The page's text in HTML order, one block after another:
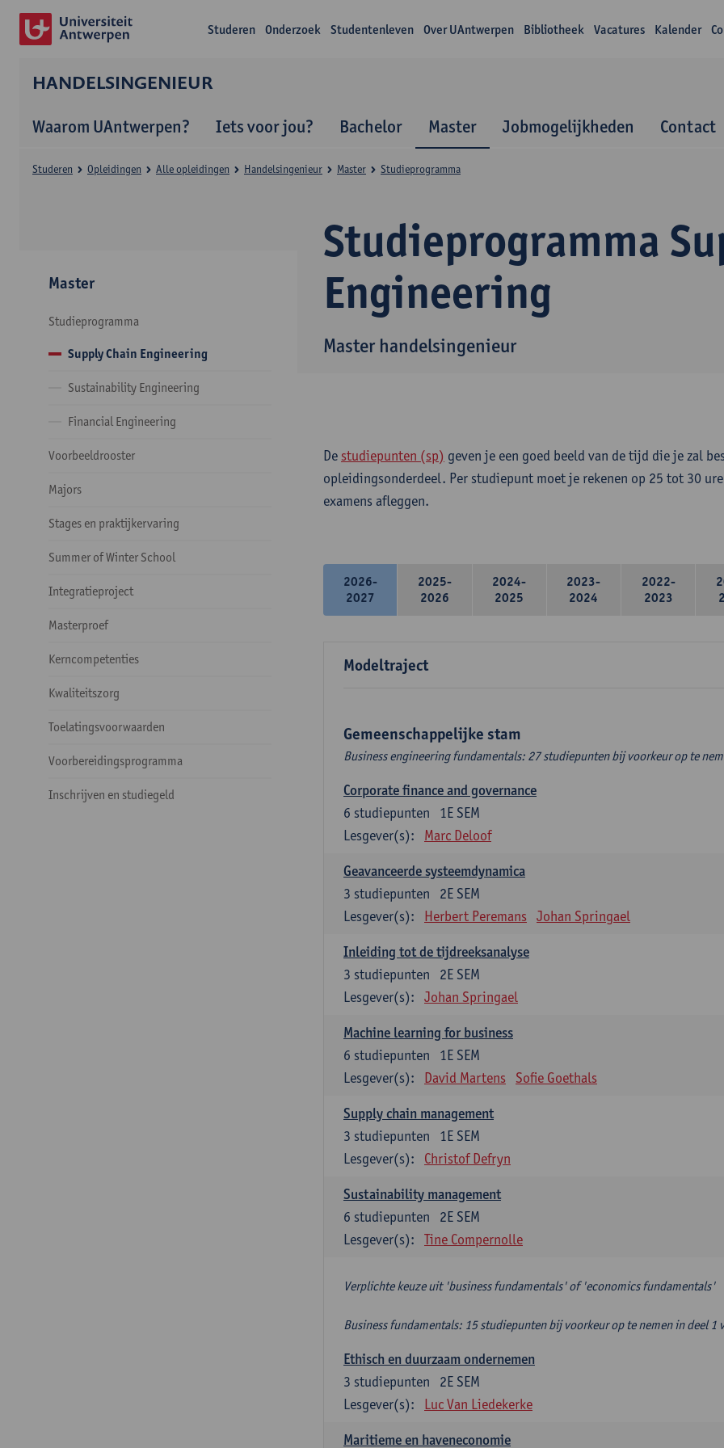
Studeren Onderzoek Studentenleven Over UAntwerpen Bibliotheek Vacatures Kalender
HANDELSINGENIEUR
Waarom UAntwerpen? Iets voor jou? Bachelor Master Jobmogelijkheden Contact
Studieprogramma
Engineering
Master handelsingenieur
Studeren Opleidingen Alle opleidingen Handelsingenieur Master Studieprogramma
Master
Studieprogramma
Supply Chain Engineering
Sustainability Engineering
Financial Engineering
Voorbeeldrooster
Majors
Stages en praktijkervaring
Summer of Winter School
Integratieproject
Masterproef
Kerncompetenties
Kwaliteitszorg
Toelatingsvoorwaarden
Voorbereidingsprogramma
Inschrijven en studiegeld
De studiepunten (sp) geven je een goed beeld van de tijd die je zal
opleidingsonderdeel. Per studiepunt moet je rekenen op 25 tot 30
examens afleggen.
2026-
2027
2025-
2026
2024-
2025
2023-
2024
2022-
2023
Modeltraject
Gemeenschappelijke stam
Business engineering fundamentals: 27 studiepunten bij voorkeur op te
Corporate finance and governance
1E SEM
6 studiepunten
Lesgever(s):
Marc Deloof
Geavanceerde systeemdynamica
2E SEM
3 studiepunten
Lesgever(s):
Herbert Peremans Johan Springael
Inleiding tot de tijdreeksanalyse
2E SEM
3 studiepunten
Lesgever(s):
Johan Springael
Machine learning for business
1E SEM
6 studiepunten
Lesgever(s):
David Martens Sofie Goethals
Supply chain management
1E SEM
3 studiepunten
Lesgever(s):
Christof Defryn
Sustainability management
2E SEM
6 studiepunten
Lesgever(s):
Tine Compernolle
Verplichte keuze uit 'business fundamentals' of 'economics fundamentals'
Business fundamentals: 15 studiepunten bij voorkeur op te nemen in deel 1
Ethisch en duurzaam ondernemen
2E SEM
3 studiepunten
Lesgever(s):
Luc Van Liedekerke
Maritieme en haveneconomie